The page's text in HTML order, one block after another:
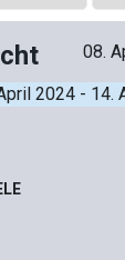
08.
2024 - 14.